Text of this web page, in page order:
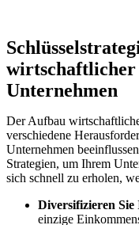
Unternehmen
Der Aufbau
verschiedene
Unternehmen
Strategien, um Ihrem
sich schnell zu erholen,
Diversifizieren
einzige